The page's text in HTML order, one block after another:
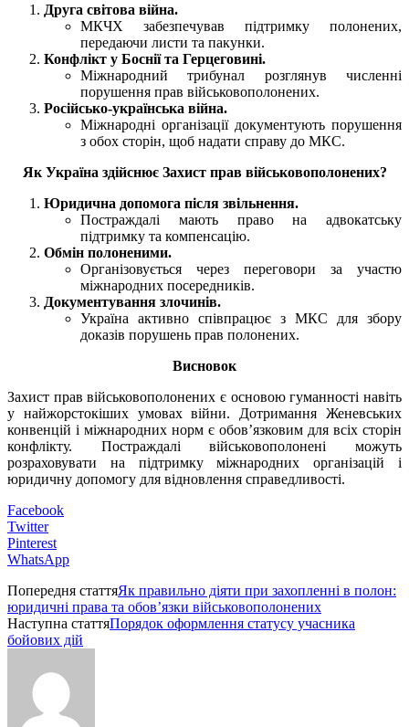
Друга світова війна.
МКЧХ забезпечував підтримку полонених,
передаючи листи та пакунки.
Конфлікт у Боснії та Герцеговині.
Міжнародний трибунал розглянув численні
порушення прав військовополонених.
Російсько-українська війна.
Міжнародні організації документують порушення
з обох сторін, щоб надати справу до МКС.
Як Україна здійснює Захист прав військовополонених?
Юридична допомога після звільнення.
Постраждалі мають право на адвокатську
підтримку та компенсацію.
Обмін полоненими.
Організовується через переговори за участю
міжнародних посередників.
Документування злочинів.
Україна активно співпрацює з МКС для збору
доказів порушень прав полонених.
Висновок
Захист прав військовополонених є основою гуманності навіть
у найжорстокіших умовах війни. Дотримання Женевських
конвенцій і міжнародних норм є обов’язковим для всіх сторін
конфлікту. Постраждалі військовополонені можуть
розраховувати на підтримку міжнародних організацій і
юридичну допомогу для відновлення справедливості.
Facebook
Twitter
Pinterest
WhatsApp
Попередня статтяЯк правильно діяти при захопленні в полон:
юридичні права та обов’язки військовополонених
Наступна статтяПорядок оформлення статусу учасника
бойових дій